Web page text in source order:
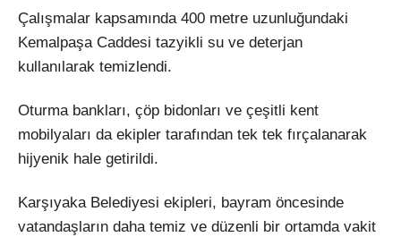
Çalışmalar kapsamında 400 metre uzunluğundaki
Kemalpaşa Caddesi tazyikli su ve deterjan
kullanılarak temizlendi.
Oturma bankları, çöp bidonları ve çeşitli kent
mobilyaları da ekipler tarafından tek tek fırçalanarak
hijyenik hale getirildi.
Karşıyaka Belediyesi ekipleri, bayram öncesinde
vatandaşların daha temiz ve düzenli bir ortamda vakit